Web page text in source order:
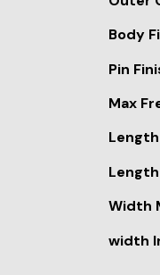
Body
Pin
Max
Width
width